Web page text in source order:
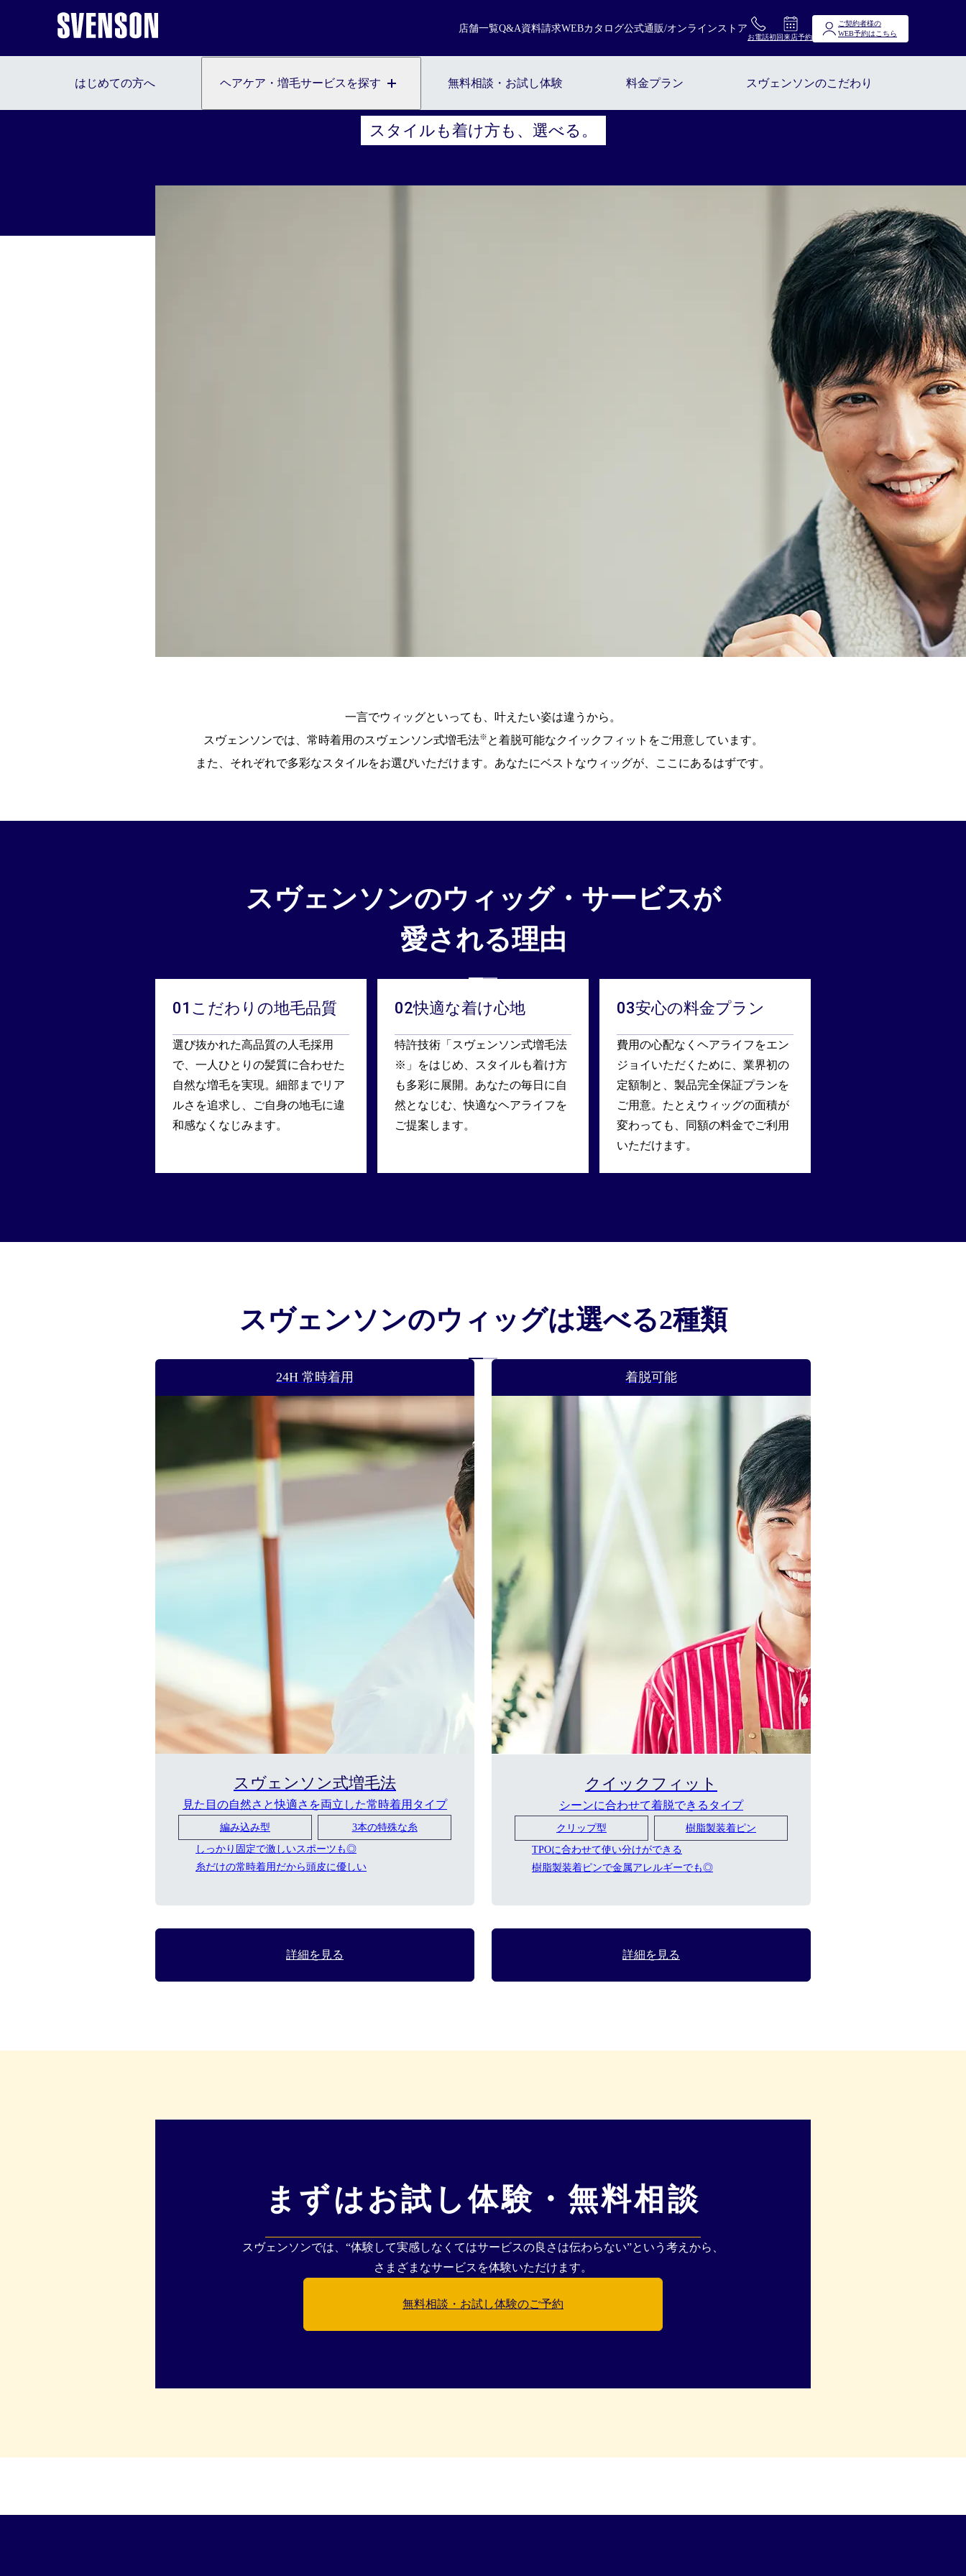
店舗一覧Q&A資料請求WEBカタログ公式通販/オンラインストア
お電話初回来店予約
ご契約者様の
WEB予約はこちら
はじめての方へ ヘアケア・増毛サービスを探す 無料相談・お試し体験 料金プラン スヴェンソンのこだわり
まずは無料相談を。お気軽にご来店ください。
0120-17-7109
2回目以降のご来店について
資料請求 WEBカタログ 公式通販/オンラインストア
スヴェンソンの
ウィッグ・サービス
スタイルも着け方も、選べる。
一言でウィッグといっても、叶えたい姿は違うから。
スヴェンソンでは、常時着用のスヴェンソン式増毛法※ と着脱可能なクイックフィットをご用意しています。
また、それぞれで多彩なスタイルをお選びいただけます。あなたにベストなウィッグが、ここにあるはずです。
スヴェンソンのウィッグ・サービスが
愛される理由
01 こだわりの地毛品質
選び抜かれた高品質の人毛採用
で、一人ひとりの髪質に合わせた
自然な増毛を実現。細部までリア
ルさを追求し、ご自身の地毛に違
和感なくなじみます。
02快適な着け心地
特許技術「スヴェンソン式増毛法
※」をはじめ、スタイルも着け方
も多彩に展開。あなたの毎日に自
然となじむ、快適なヘアライフを
ご提案します。
03安心の料金プラン
費用の心配なくヘアライフをエン
ジョイいただくために、業界初の
定額制と、製品完全保証プランを
ご用意。たとえウィッグの面積が
変わっても、同額の料金でご利用
いただけます。
スヴェンソンのウィッグは選べる2種類
24H 常時着用
スヴェンソン式増毛法
見た目の自然さと快適さを両立した常時着用タイプ
編み込み型
3本の特殊な糸
しっかり固定で激しいスポーツも◎
糸だけの常時着用だから頭皮に優しい
着脱可能
クイック フィット
シーンに合わせて着脱できるタイプ
クリップ型
樹脂製装着ピン
TPOに合わせて使い分けができる
樹脂製装着ピンで金属アレルギーでも◎
詳細を見る 詳細を見る
まずはお試し体験・ 無料相談
スヴェンソンでは、“体験して実感しなくてはサービスの良さは伝わらない”という考えから、
さまざまなサービスを体験いただけます。
無料相談・ お試し体験のご予約